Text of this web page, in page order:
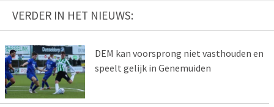
VERDER IN HET NIEUWS:
DEM kan voorsprong niet vasthouden en
speelt gelijk in Genemuiden